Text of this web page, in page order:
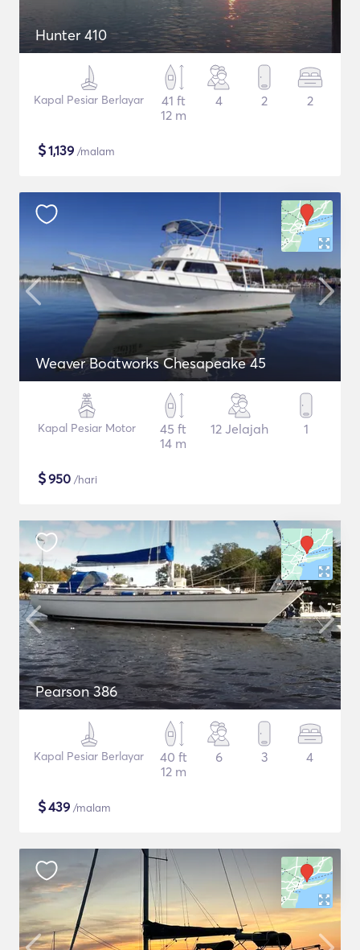
Hunter 410
Kapal Pesiar Berlayar
41 ft
12 m
4 2 2
$1,139 /malam
Weaver Boatworks Chesapeake 45
Kapal Pesiar Motor
45 ft
14 m
12 Jelajah 1
$950 /hari
Pearson 386
Kapal Pesiar Berlayar
40 ft
12 m
6 3 4
$439 /malam